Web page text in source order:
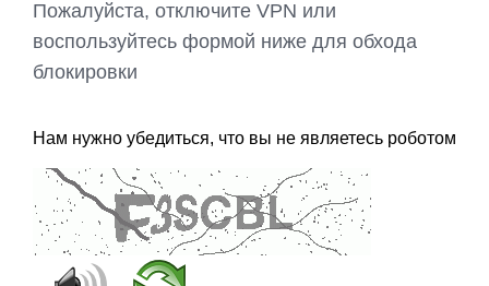
Пожалуйста, отключите VPN или
воспользуйтесь формой ниже для обхода
блокировки
Нам нужно убедиться, что вы не являетесь роботом